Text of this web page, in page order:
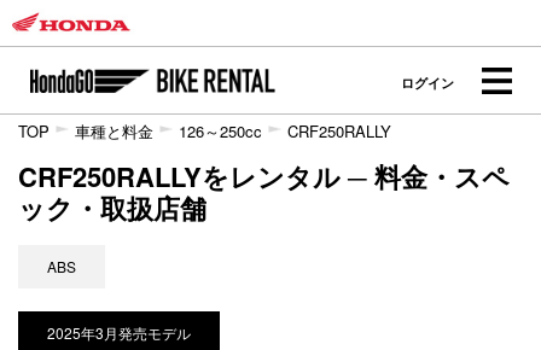
ログイン
TOP 車種と料金 126～250cc CRF250RALLY
CRF250RALLYをレンタル ─ 料金・スペ
ック・取扱店舗
ABS
2025年3月発売モデル